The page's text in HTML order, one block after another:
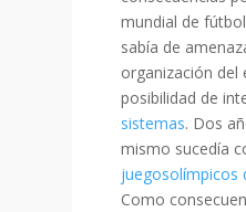
mundial de
sabía de
organización del
posibilidad de
sistemas. Dos
mismo sucedía
juegosolímpicos
Como